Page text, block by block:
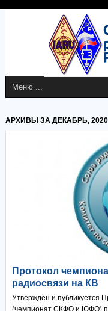
АРХИВЫ ЗА ДЕКАБРЬ, 2020
Протокол
радиосвязи на КВ
Утверждён и публикуется